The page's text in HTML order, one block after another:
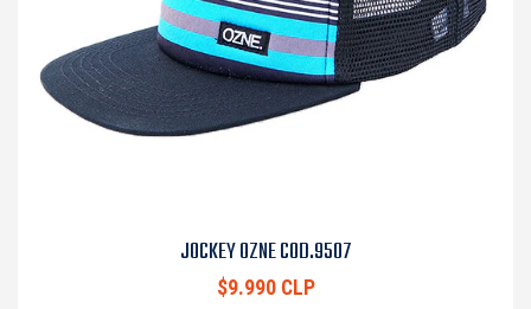
JOCKEY OZNE COD.9507
$9.990 CLP